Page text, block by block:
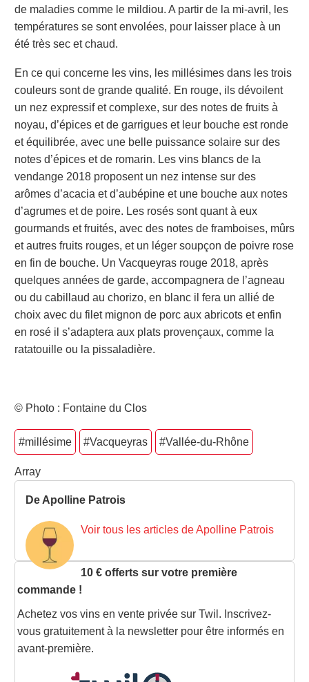
de maladies comme le mildiou. A partir de la mi-avril, les
températures se sont envolées, pour laisser place à un
été très sec et chaud.
En ce qui concerne les vins, les millésimes dans les trois
couleurs sont de grande qualité. En rouge, ils dévoilent
un nez expressif et complexe, sur des notes de fruits à
noyau, d’épices et de garrigues et leur bouche est ronde
et équilibrée, avec une belle puissance solaire sur des
notes d’épices et de romarin. Les vins blancs de la
vendange 2018 proposent un nez intense sur des
arômes d’acacia et d’aubépine et une bouche aux notes
d’agrumes et de poire. Les rosés sont quant à eux
gourmands et fruités, avec des notes de framboises, mûrs
et autres fruits rouges, et un léger soupçon de poivre rose
en fin de bouche. Un Vacqueyras rouge 2018, après
quelques années de garde, accompagnera de l’agneau
ou du cabillaud au chorizo, en blanc il fera un allié de
choix avec du filet mignon de porc aux abricots et enfin
en rosé il s’adaptera aux plats provençaux, comme la
ratatouille ou la pissaladière.
© Photo : Fontaine du Clos
#millésime #Vacqueyras #Vallée-du-Rhône
Array
De Apolline Patrois
Voir tous les articles de Apolline Patrois
10 € offerts sur votre première
commande !
Achetez vos vins en vente privée sur Twil. Inscrivez-
vous gratuitement à la newsletter pour être informés en
avant-première.